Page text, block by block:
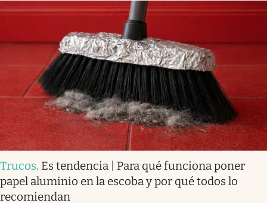
Trucos. Es tendencia | Para qué funciona poner
papel aluminio en la escoba y por qué todos lo
recomiendan